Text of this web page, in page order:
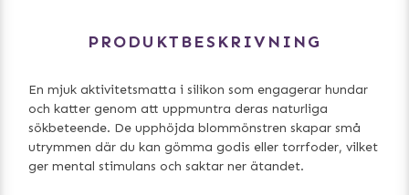
PRODUKTBESKRIVNING
En mjuk aktivitetsmatta i silikon som engagerar hundar
och katter genom att uppmuntra deras naturliga
sökbeteende. De upphöjda blommönstren skapar små
utrymmen där du kan gömma godis eller torrfoder, vilket
ger mental stimulans och saktar ner ätandet.